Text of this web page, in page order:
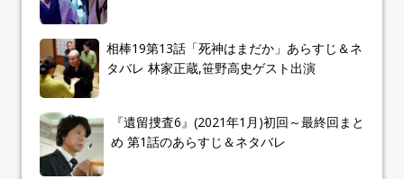
相棒19第13話「死神はまだか」あらすじ＆ネ
タバレ 林家正蔵,笹野高史ゲスト出演
『遺留捜査6』(2021年1月)初回～最終回まと
め 第1話のあらすじ＆ネタバレ